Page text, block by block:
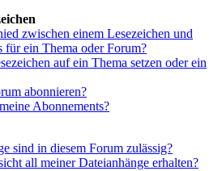
zwischen einem Lesezeichen und
für ein Thema oder Forum?
auf ein Thema setzen oder ein
abonnieren?
Abonnements?
sind in diesem Forum zulässig?
all meiner Dateianhänge erhalten?